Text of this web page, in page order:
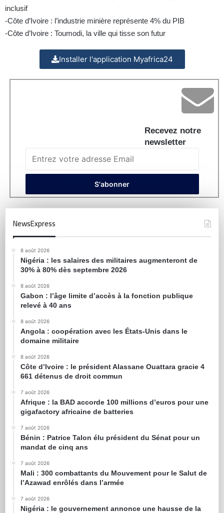
inclusif
-Côte d’Ivoire : l’industrie minière représente 4% du PIB
-Côte d’Ivoire : Toumodi, la ville qui tisse son futur
Installer l'application Myafrica24
Recevez notre
newsletter
NewsExpress
8 août 2026
Nigéria : les salaires des militaires augmenteront de
30% à 80% dès septembre 2026
8 août 2026
Gabon : l’âge limite d’accès à la fonction publique
relevé à 40 ans
8 août 2026
Angola : coopération avec les États-Unis dans le
domaine militaire
8 août 2026
Côte d’Ivoire : le président Alassane Ouattara gracie 4
661 détenus de droit commun
7 août 2026
Afrique : la BAD accorde 100 millions d’euros pour une
gigafactory africaine de batteries
7 août 2026
Bénin : Patrice Talon élu président du Sénat pour un
mandat de cinq ans
7 août 2026
Mali : 300 combattants du Mouvement pour le Salut de
l’Azawad enrôlés dans l’armée
7 août 2026
Nigéria : le gouvernement annonce une hausse de la